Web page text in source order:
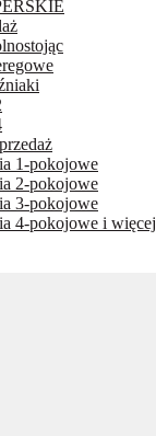
1-pokojowe
2-pokojowe
3-pokojowe
4-pokojowe i więcej